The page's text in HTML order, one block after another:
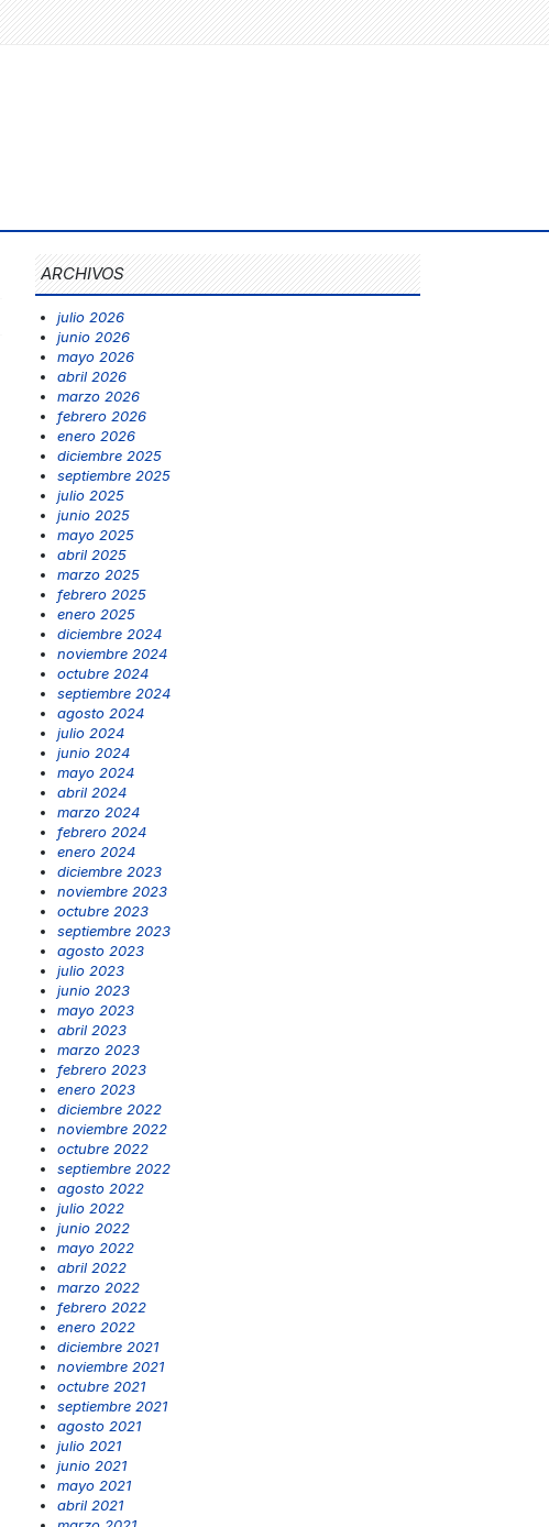
ARCHIVOS
julio 2026
junio 2026
mayo 2026
abril 2026
marzo 2026
febrero 2026
enero 2026
diciembre 2025
septiembre 2025
julio 2025
junio 2025
mayo 2025
abril 2025
marzo 2025
febrero 2025
enero 2025
diciembre 2024
noviembre 2024
octubre 2024
septiembre 2024
agosto 2024
julio 2024
junio 2024
mayo 2024
abril 2024
marzo 2024
febrero 2024
enero 2024
diciembre 2023
noviembre 2023
octubre 2023
septiembre 2023
agosto 2023
julio 2023
junio 2023
mayo 2023
abril 2023
marzo 2023
febrero 2023
enero 2023
diciembre 2022
noviembre 2022
octubre 2022
septiembre 2022
agosto 2022
julio 2022
junio 2022
mayo 2022
abril 2022
marzo 2022
febrero 2022
enero 2022
diciembre 2021
noviembre 2021
octubre 2021
septiembre 2021
agosto 2021
julio 2021
junio 2021
mayo 2021
abril 2021